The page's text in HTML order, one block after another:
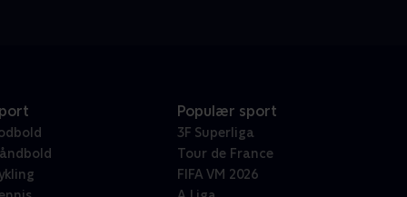
Populær sport
3F Superliga
Tour de France
FIFA VM 2026